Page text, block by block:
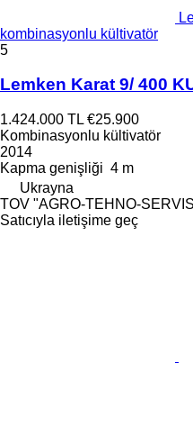
kombinasyonlu kültivatör
5
Lemken Karat 9/ 400
1.424.000 TL €25.900
Kombinasyonlu kültivatör
2014
Kapma genişliği 4 m
Ukrayna
TOV "AGRO-TEHNO-
Satıcıyla iletişime geç